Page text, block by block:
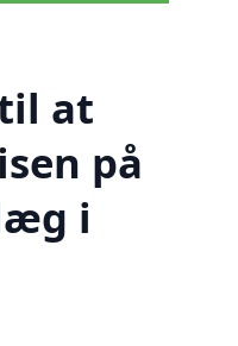
at
på
i